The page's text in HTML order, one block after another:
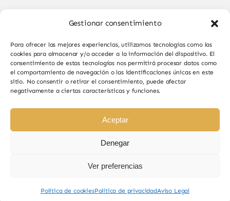
Gestionar consentimiento
Para ofrecer las mejores experiencias, utilizamos tecnologías como las
cookies para almacenar y/o acceder a la información del dispositivo. El
consentimiento de estas tecnologías nos permitirá procesar datos como
el comportamiento de navegación o las identificaciones únicas en este
sitio. No consentir o retirar el consentimiento, puede afectar
negativamente a ciertas características y funciones.
Aceptar
Denegar
Ver preferencias
Política de cookiesPolítica de privacidadAviso Legal
© Copyright 2025 - 2026•Sabor de Sayago
Todos los derechos reservados • Diseño por
Paginas Web Iván González
Sabor de Sayago en Bermillo de Sayago, productos